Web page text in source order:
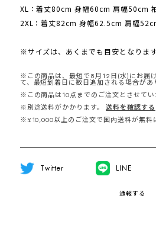
XL：着丈80cm 身幅60cm 肩幅50cm
2XL：着丈82cm 身幅62.5cm 肩幅
※サイズは、あくまでも目安となります
※この商品は、最短で8月12日(水)にお届
て、最短到着日に数日追加される場合があ
※この商品は10点までのご注文とさせてい
※別途送料がかかります。
送料を確認する
※¥10,000以上のご注文で国内送料が無料
Twitter LINE
通報する